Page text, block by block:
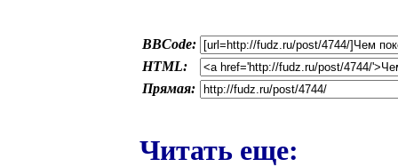
BBCode:
HTML:
Прямая:
Читать еще: